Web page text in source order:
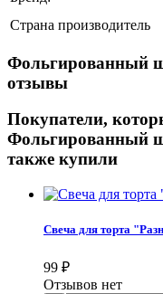
Страна производитель
Фольгированный
отзывы
Покупатели,
Фольгированный
также купили
Свеча для торта
99 ₽
Отзывов нет